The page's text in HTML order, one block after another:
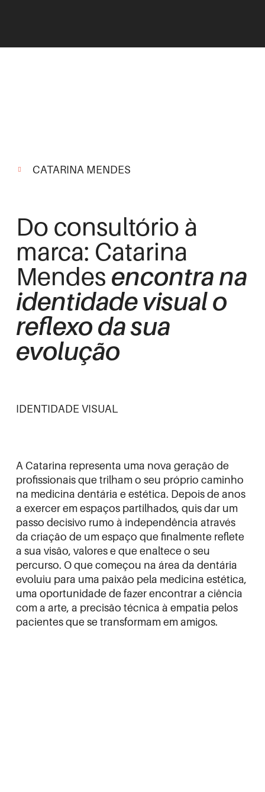
CATARINA MENDES
Do consultório à
marca: Catarina
Mendes encontra na
identidade visual o
reflexo da sua
evolução
IDENTIDADE VISUAL
A Catarina representa uma nova geração de
profissionais que trilham o seu próprio caminho
na medicina dentária e estética. Depois de anos
a exercer em espaços partilhados, quis dar um
passo decisivo rumo à independência através
da criação de um espaço que finalmente reflete
a sua visão, valores e que enaltece o seu
percurso. O que começou na área da dentária
evoluiu para uma paixão pela medicina estética,
uma oportunidade de fazer encontrar a ciência
com a arte, a precisão técnica à empatia pelos
pacientes que se transformam em amigos.